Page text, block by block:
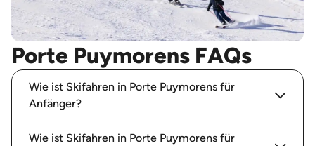
Porte Puymorens FAQs
Wie ist Skifahren in Porte Puymorens für
Anfänger?
Wie ist Skifahren in Porte Puymorens für